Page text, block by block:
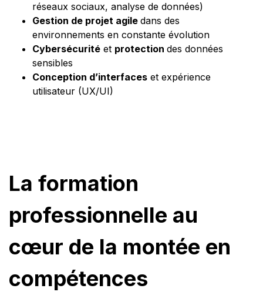
réseaux sociaux, analyse de données)
Gestion de projet agile dans des
environnements en constante évolution
Cybersécurité et protection des données
sensibles
Conception d’interfaces et expérience
utilisateur (UX/UI)
La formation
professionnelle au
cœur de la montée en
compétences